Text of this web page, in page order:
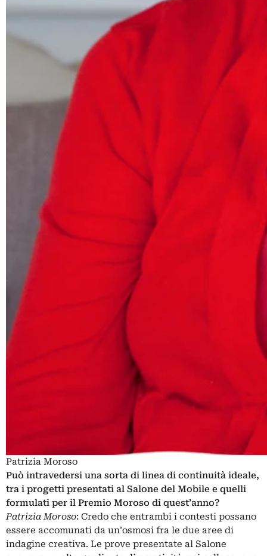
Patrizia Moroso
Può intravedersi una sorta di linea di continuità ideale,
tra i progetti presentati al Salone del Mobile e quelli
formulati per il Premio Moroso di quest’anno?
Patrizia Moroso: Credo che entrambi i contesti possano
essere accomunati da un’osmosi fra le due aree di
indagine creativa. Le prove presentate al Salone